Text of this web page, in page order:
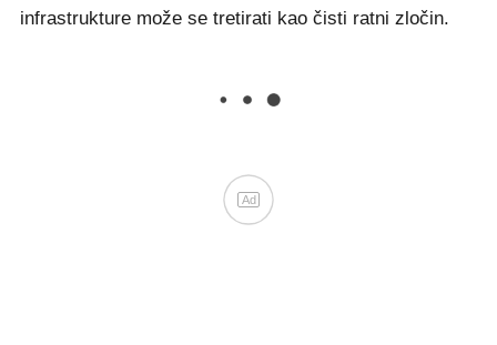
infrastrukture može se tretirati kao čisti ratni zločin.
Ad